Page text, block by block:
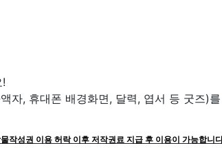
, 휴대폰 배경화면, 달력, 엽서 등 굿즈)
작성권 이용 허락 이후 저작권료 지급 후 이용이 가능합니